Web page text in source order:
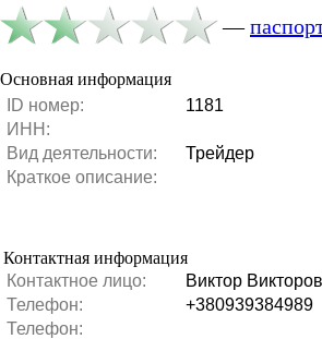
—
Основная информация
ID номер:
1181
ИНН:
Вид деятельности:
Трейдер
Краткое описание:
Контактная информация
Контактное лицо:
Виктор
Телефон:
+380939384989
Телефон: